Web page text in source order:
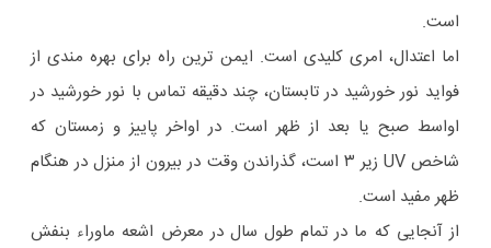
است.
اما اعتدال، امری کلیدی است. ایمن ترین راه برای بهره مندی از
فواید نور خورشید در تابستان، چند دقیقه تماس با نور خورشید در
اواسط صبح یا بعد از ظهر است. در اواخر پاییز و زمستان که
شاخص UV زیر ۳ است، گذراندن وقت در بیرون از منزل در هنگام
ظهر مفید است.
از آنجایی که ما در تمام طول سال در معرض اشعه ماوراء بنفش